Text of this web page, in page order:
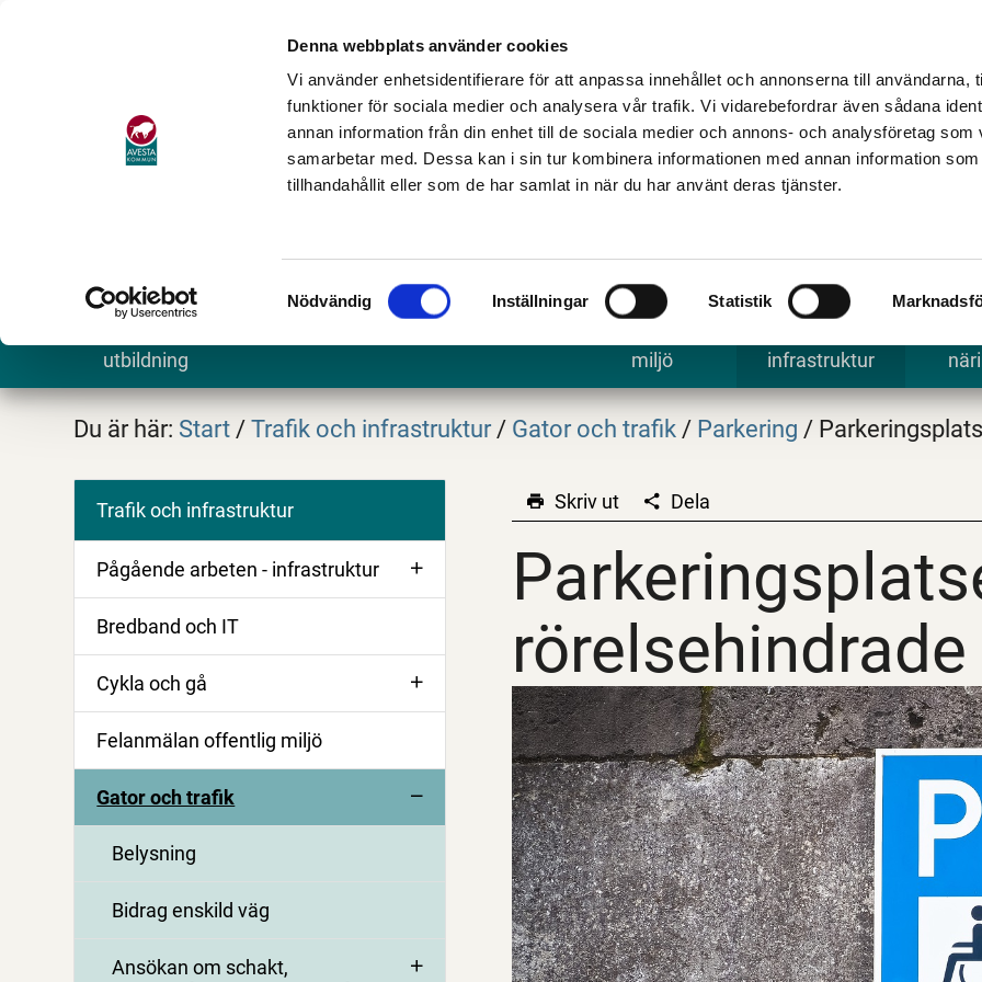
Denna webbplats använder cookies
Vi använder enhetsidentifierare för att anpassa innehållet och annonserna till användarna,
funktioner för sociala medier och analysera vår trafik. Vi vidarebefordrar även sådana
annan information från din enhet till de sociala medier och annons- och analysföretag som
samarbetar med. Dessa kan i sin tur kombinera informationen med annan information
tillhandahållit eller som de har samlat in när du har använt deras tjänster.
Samtyckesval
Nödvändig Inställningar Statistik
utbildning
miljö
infrastruktur
Du är här: Start / Trafik och infrastruktur / Gator och trafik / Parkering /
Trafik och infrastruktur
Pågående arbeten - infrastruktur
Bredband och IT
Cykla och gå
Felanmälan offentlig miljö
Gator och trafik
Belysning
Bidrag enskild väg
Ansökan om schakt,
Skriv ut Dela
rörelsehindrade